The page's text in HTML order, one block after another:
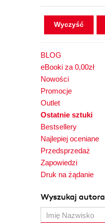
Wyczyść
BLOG
eBooki za 0,00zł
Nowości
Promocje
Outlet
Ostatnie sztuki
Bestsellery
Najlepiej oceniane
Przedsprzedaż
Zapowiedzi
Druk na żądanie
Wyszukaj autora